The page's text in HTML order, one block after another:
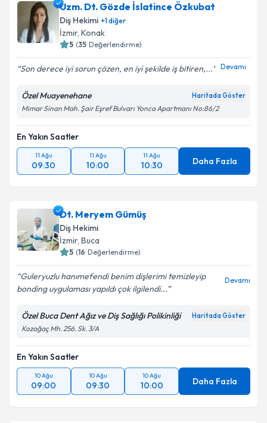
Uzm. Dt. Gözde İslatince Özkubat
Diş Hekimi +1diğer
İzmir, Konak
5 (35 Değerlendirme)
Son derece iyi sorun çözen, en iyi şekilde iş bitiren,... Devamı
Özel Muayenehane Haritada Göster
Mimar Sinan Mah. Şair Eşref Bulvarı Yonca Apartmanı No:86/2
En Yakın Saatler
11 Ağu
09:30
11 Ağu
10:00
11 Ağu
10:30 Daha Fazla
Dt. Meryem Gümüş
Diş Hekimi
İzmir, Buca
5 (16 Değerlendirme)
Guleryuzlu hanımefendi benim dişlerimi temizleyip
bonding uygulaması yapıldı çok ilgilendi...
Devamı
Özel Buca Dent Ağız ve Diş Sağlığı Polikinliği Haritada Göster
Kozağaç Mh. 256. Sk. 3/A
En Yakın Saatler
10 Ağu
09:00
10 Ağu
09:30
10 Ağu
10:00 Daha Fazla